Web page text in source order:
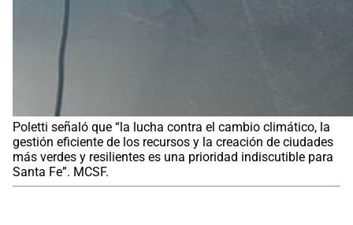
Poletti señaló que “la lucha contra el cambio climático, la
gestión eficiente de los recursos y la creación de ciudades
más verdes y resilientes es una prioridad indiscutible para
Santa Fe”. MCSF.